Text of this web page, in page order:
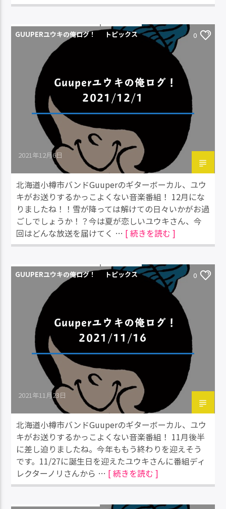
GUUPERユウキの俺ログ！ トピックス 0
Guuperユウキの俺ログ！
2021/12/1
2021年12月6日
北海道小樽市バンドGuuperのギターボーカル、ユウ
キがお送りするかっこよくない音楽番組！ 12月にな
りましたね！！雪が降っては解けての日々いかがお過
ごしでしょうか！？今は夏が恋しいユウキさん、今
回はどんな放送を届けてく … [ 続きを読む ]
GUUPERユウキの俺ログ！ トピックス 0
Guuperユウキの俺ログ！
2021/11/16
2021年11月23日
北海道小樽市バンドGuuperのギターボーカル、ユウ
キがお送りするかっこよくない音楽番組！ 11月後半
に差し迫りましたね。今年ももう終わりを迎えそう
です。11/27に誕生日を迎えたユウキさんに番組ディ
レクターノリさんから … [ 続きを読む ]